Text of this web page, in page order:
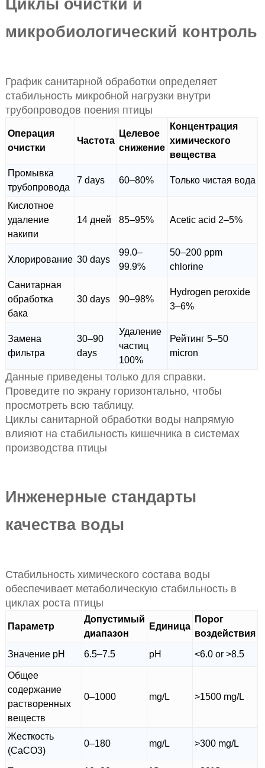
Циклы очистки и
микробиологический контроль
График санитарной обработки определяет
стабильность микробной нагрузки внутри
трубопроводов поения птицы
Операция
очистки
Частота
Целевое
снижение
Концентрация
химического
вещества
Промывка
трубопровода
7 days 60–80% Только чистая вода
Кислотное
удаление
накипи
14 дней 85–95% Acetic acid 2–5%
Хлорирование 30 days
99.0–
99.9%
50–200 ppm
chlorine
Санитарная
обработка
бака
30 days 90–98%
Hydrogen peroxide
3–6%
Замена
фильтра
30–90
days
Удаление
частиц
100%
Рейтинг 5–50
micron
Данные приведены только для справки.
Проведите по экрану горизонтально, чтобы
просмотреть всю таблицу.
Циклы санитарной обработки воды напрямую
влияют на стабильность кишечника в системах
производства птицы
Инженерные стандарты
качества воды
Стабильность химического состава воды
обеспечивает метаболическую стабильность в
циклах роста птицы
Параметр
Допустимый
диапазон
Единица
Порог
воздействия
Значение pH 6.5–7.5 pH <6.0 or >8.5
Общее
содержание
растворенных
веществ
0–1000 mg/L >1500 mg/L
Жесткость
(CaCO3)
0–180 mg/L >300 mg/L